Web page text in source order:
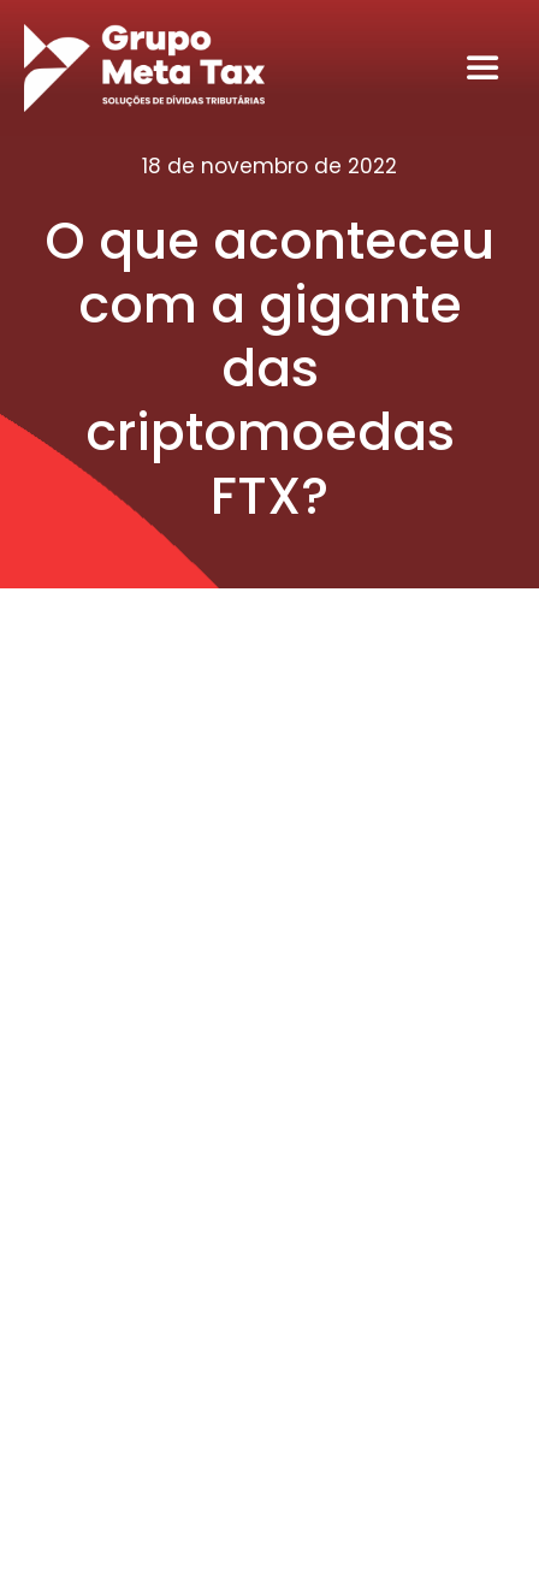
para
Sobre
Seja nosso sócio tributário
Conteúdos
Contato
18 de novembro de 2022
O que aconteceu
com a gigante
das
criptomoedas
FTX?